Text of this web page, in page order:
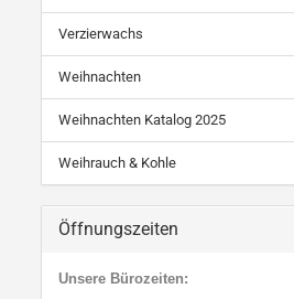
Verzierwachs
Weihnachten
Weihnachten Katalog 2025
Weihrauch & Kohle
Öffnungszeiten
Unsere Bürozeiten: